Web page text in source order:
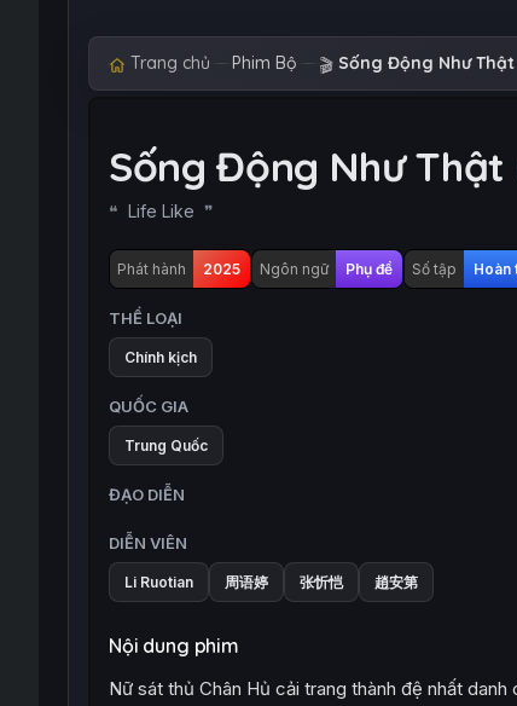
Trang chủ Phim Bộ 🎬 Sống Động Như Thật
Sống Động Như Thật
Life Like
Phát hành 2025 Ngôn ngữ Phụ đề Số tập Hoàn
THỂ LOẠI
Chính kịch
QUỐC GIA
Trung Quốc
ĐẠO DIỄN
DIỄN VIÊN
Li Ruotian 周语婷 张忻恺 趙安第
Nội dung phim
Nữ sát thủ Chân Hủ cải trang thành đệ nhất